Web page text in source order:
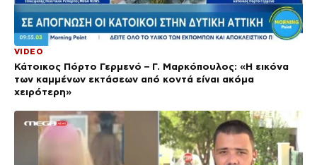
VIDEO
Κάτοικος Πόρτο Γερμενό – Γ. Μαρκόπουλος: «Η εικόνα
των καμμένων εκτάσεων από κοντά είναι ακόμα
χειρότερη»